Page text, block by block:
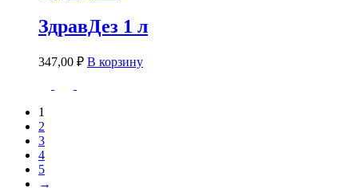
ЗдравДез 1 л
347,00 ₽ В корзину
1
2
3
4
5
→